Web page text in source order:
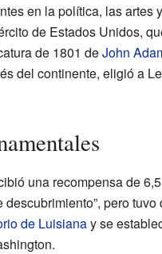
en la política, las artes
de Estados Unidos,
de 1801 deJohn
del continente, eligió a
una recompensa de
pero
de Luisianay se